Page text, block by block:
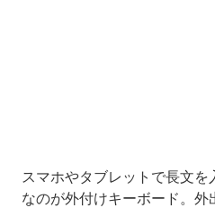
スマホやタブレットで長文
なのが外付けキーボード。